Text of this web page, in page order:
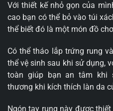
Với thiết kế nhỏ gọn của
cao bạn có thể bỏ vào túi
thể biết đó là một món đồ
Có thể tháo lắp trứng rung
thể vệ sinh sau khi sử dụng,
toàn giúp bạn an tâm khi
thương khi kích thích làn da
Ngón tay rung này được